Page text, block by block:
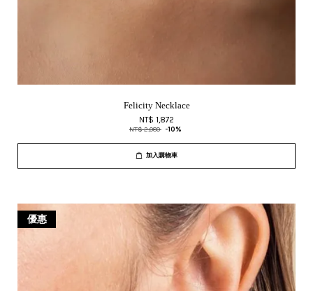
Felicity Necklace
NT$ 1,872
NT$ 2,080 -10%
加入購物車
優惠